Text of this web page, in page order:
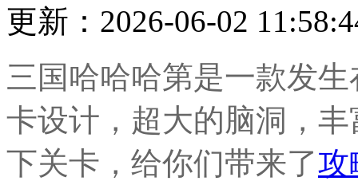
更新：2026-06-02
三国哈哈哈第是一款发
卡设计，超大的脑洞，
下关卡，给你们带来了攻